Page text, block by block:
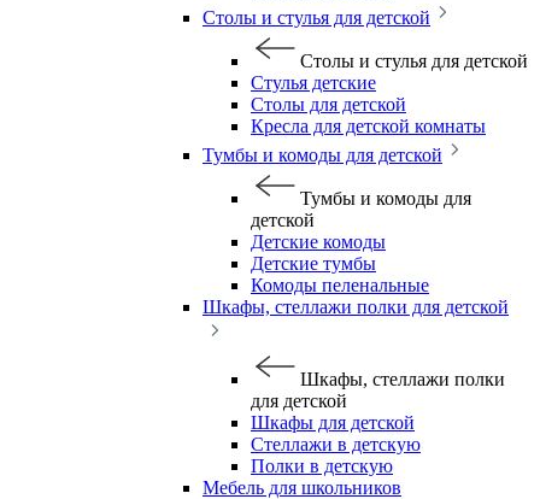
Столы и стулья для детской
Столы и стулья для детской
Стулья детские
Столы для детской
Кресла для детской комнаты
Тумбы и комоды для детской
Тумбы и комоды для
детской
Детские комоды
Детские тумбы
Комоды пеленальные
Шкафы, стеллажи полки для детской
Шкафы, стеллажи полки
для детской
Шкафы для детской
Стеллажи в детскую
Полки в детскую
Мебель для школьников